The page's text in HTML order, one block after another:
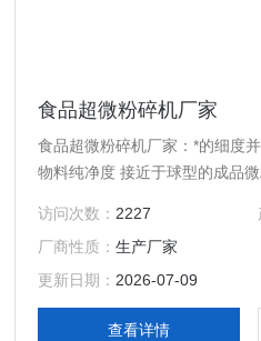
食品超微粉碎机厂家
食品超微粉碎机厂家：*的细度
物料纯净度 接近于球型的成品
料、良好的稳定性、简易的调控
访问次数： 2227
厂商性质：生产厂家
更新日期： 2026-07-09
查看详情